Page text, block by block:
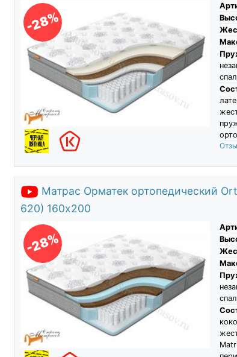
-28%
Матрас Орматек ортопедический
620) 160х200
-28%